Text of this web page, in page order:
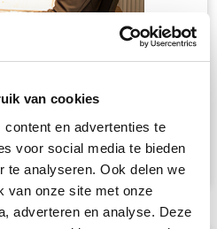
van cookies
en advertenties te
voor social media te bieden
te analyseren. Ook delen we
van onze site met onze
adverteren en analyse. Deze
op
voor een advies